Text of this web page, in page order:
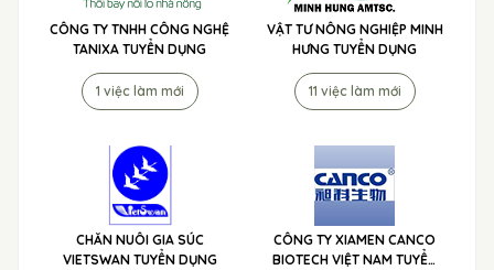
CÔNG TY TNHH CÔNG NGHỆ
TANIXA TUYỂN DỤNG
1 việc làm mới
VẬT TƯ NÔNG NGHIỆP MINH
HƯNG TUYỂN DỤNG
11 việc làm mới
CHĂN NUÔI GIA SÚC
VIETSWAN TUYỂN DỤNG
CÔNG TY XIAMEN CANCO
BIOTECH VIỆT NAM TUYỂN